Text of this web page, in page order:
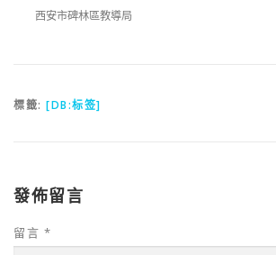
西安市碑林區教導局
標籤: [DB:标签]
發佈留言
留言 *